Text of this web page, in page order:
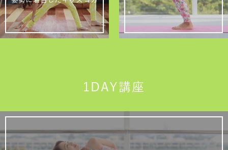
1DAY講座